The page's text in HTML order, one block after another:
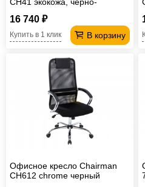
16 740 ₽
В корзину
Купить в 1 клик
Офисное кресло Chairman
CH612 сhrome черный